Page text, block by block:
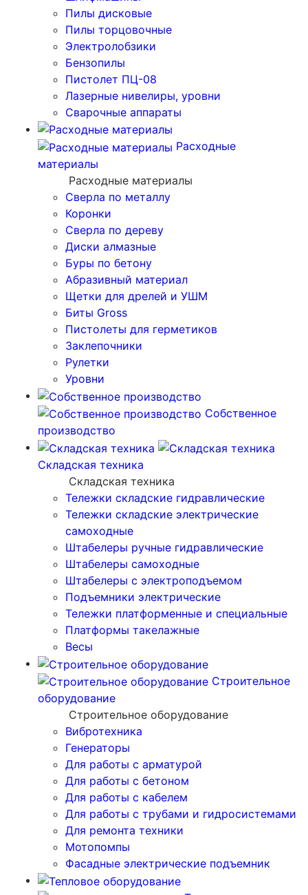
Пилы дисковые
Пилы торцовочные
Электролобзики
Бензопилы
Пистолет ПЦ-08
Лазерные нивелиры, уровни
Сварочные аппараты
Расходные
материалы
Расходные материалы
Сверла по металлу
Коронки
Сверла по дереву
Диски алмазные
Буры по бетону
Абразивный материал
Щетки для дрелей и УШМ
Биты Gross
Пистолеты для герметиков
Заклепочники
Рулетки
Уровни
Собственное
производство
Складская техника
Складская техника
Тележки складские гидравлические
Тележки складские электрические
самоходные
Штабелеры ручные гидравлические
Штабелеры самоходные
Штабелеры с электроподъемом
Подъемники электрические
Тележки платформенные и специальные
Платформы такелажные
Весы
Строительное
оборудование
Строительное оборудование
Вибротехника
Генераторы
Для работы с арматурой
Для работы с бетоном
Для работы с кабелем
Для работы с трубами и гидросистемами
Для ремонта техники
Мотопомпы
Фасадные электрические подъемник